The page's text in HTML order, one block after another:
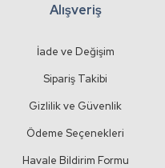
Alışveriş
İade ve Değişim
Sipariş Takibi
Gizlilik ve Güvenlik
Ödeme Seçenekleri
Havale Bildirim Formu